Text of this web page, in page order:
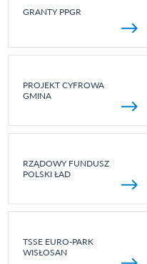
GRANTY PPGR
PROJEKT CYFROWA
GMINA
RZĄDOWY FUNDUSZ
POLSKI ŁAD
TSSE EURO-PARK
WISŁOSAN